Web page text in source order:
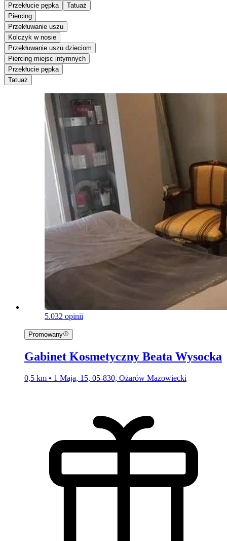
Przekłucie pępka
Tatuaż
Piercing
Przekłuwanie uszu
Kolczyk w nosie
Przekłuwanie uszu dzieciom
Piercing miejsc intymnych
Przekłucie pępka
Tatuaż
5.032 opinii
Promowany
Gabinet Kosmetyczny Beata Wysocka
0,5 km • 1 Maja, 15, 05-830, Ożarów Mazowiecki